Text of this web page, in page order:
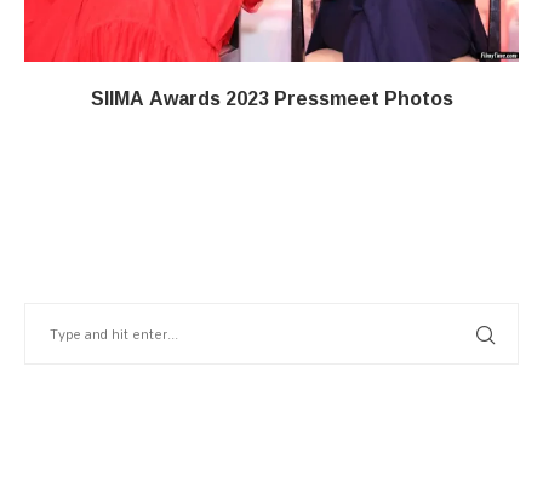
SIIMA Awards 2023 Pressmeet Photos